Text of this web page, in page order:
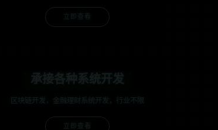
立即查看
承接各种系统开发
区块链开发，金融理财系统开发，行业不限
立即查看